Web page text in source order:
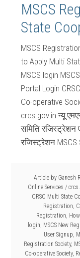
MSCS
State
MSCS
to Apply Multi
MSCS login
Portal Login
Co-operative
crcs.gov.in न्यू
समिति रजिस्ट्रेशन
रजिस्ट्रेशन MSCS
Article by Ganesh
Online Services /
CRSC Multi State
Registration,
Registration,
login, MSCS New
User Signup,
Registration Society,
Co-operative Society,